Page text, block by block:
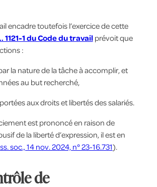
encadre toutefois l’exercice de cette
1121-1 du Code du travailprévoit que
:
la nature de la tâche à accomplir, et
au but recherché,
aux droits et libertés des salariés.
est prononcé en raison de
de la liberté d’expression, il est en
soc., 14 nov. 2024, n° 23-16.731).
de